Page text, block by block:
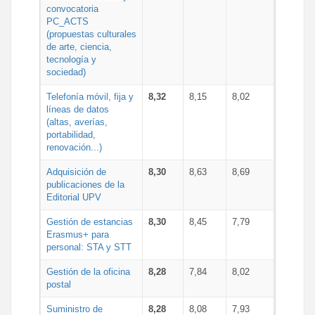
convocatoria
PC_ACTS
(propuestas culturales
de arte, ciencia,
tecnología y
sociedad)
Telefonía móvil, fija y
líneas de datos
(altas, averías,
portabilidad,
renovación...)
8,32 8,15 8,02
Adquisición de
publicaciones de la
Editorial UPV
8,30 8,63 8,69
Gestión de estancias
Erasmus+ para
personal: STA y STT
8,30 8,45 7,79
Gestión de la oficina
postal
8,28 7,84 8,02
Suministro de
8,28 8,08 7,93